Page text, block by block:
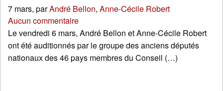
7 mars, parAndré Bellon, Anne-Cécile Robert
Aucun commentaire
Le vendredi 6 mars, André Bellon et Anne-Cécile Robert
ont été auditionnés par le groupe des anciens députés
nationaux des 46 pays membres du Conseil (…)